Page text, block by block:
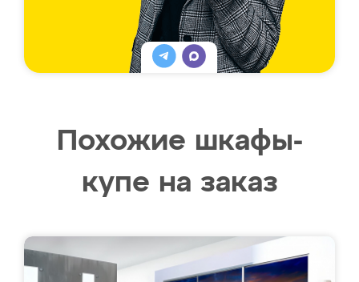
Похожие шкафы-
купе на заказ